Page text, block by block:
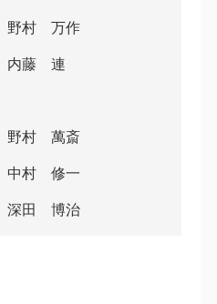
野村 万作
内藤 連
野村 萬斎
中村 修一
深田 博治